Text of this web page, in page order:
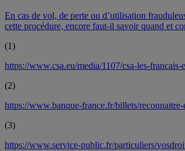
En cas de vol, de perte ou d’utilisation
cette procédure, encore faut-il savoir quand et
(1)
https://www.csa.eu/media/1107/csa-les-
(2)
https://www.banque-france.fr/billets/
(3)
https://www.service-public.fr/particuliers/